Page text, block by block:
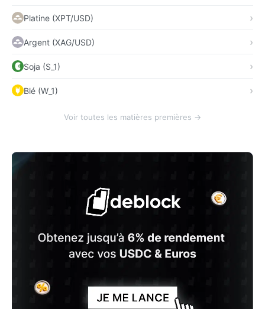
Platine (XPT/USD)
Argent (XAG/USD)
Soja (S_1)
Blé (W_1)
Voir toutes les matières premières →